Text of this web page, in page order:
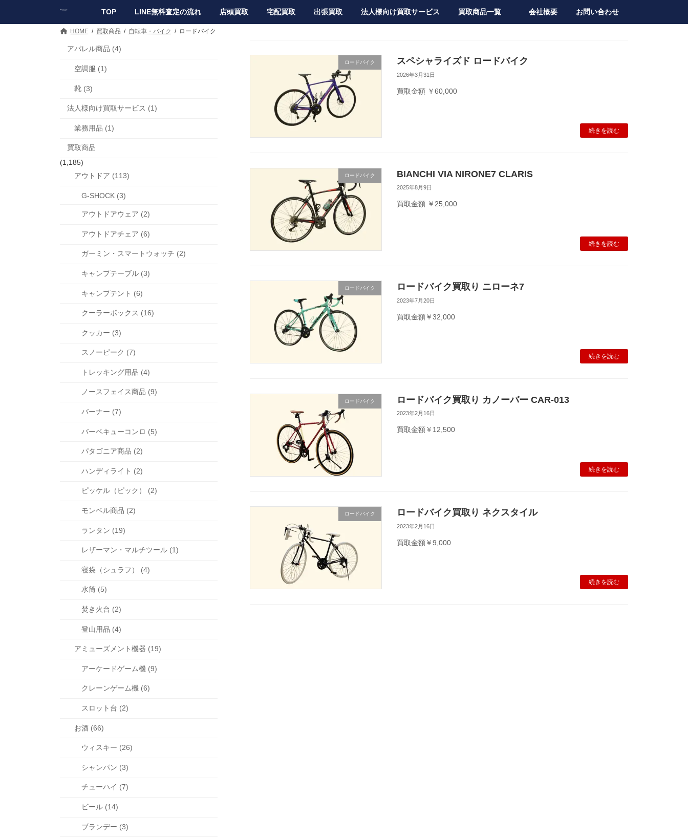
テ
ゲ
TOP LINE無料査定の流れ 店頭買取 宅配買取 出張買取 法人様向け買取サービス 買取商品一覧 会社概要 お問い合わせ
HOME 買取商品 自転車・バイク ロードバイク
ロードバイク スペシャライズド ロードバイク
2026年3月31日
買取金額 ￥60,000
続きを読む
ロードバイク BIANCHI VIA NIRONE7 CLARIS
2025年8月9日
買取金額 ￥25,000
続きを読む
ロードバイク ロードバイク買取り ニローネ7
2023年7月20日
買取金額￥32,000
続きを読む
ロードバイク ロードバイク買取り カノーバー CAR-013
2023年2月16日
買取金額￥12,500
続きを読む
ロードバイク ロードバイク買取り ネクスタイル
2023年2月16日
買取金額￥9,000
続きを読む
アパレル商品 (4)
空調服 (1)
靴 (3)
法人様向け買取サービス (1)
業務用品 (1)
買取商品
(1,185)
アウトドア (113)
G-SHOCK (3)
アウトドアウェア (2)
アウトドアチェア (6)
ガーミン・スマートウォッチ (2)
キャンプテーブル (3)
キャンプテント (6)
クーラーボックス (16)
クッカー (3)
スノーピーク (7)
トレッキング用品 (4)
ノースフェイス商品 (9)
バーナー (7)
バーベキューコンロ (5)
パタゴニア商品 (2)
ハンディライト (2)
ピッケル（ピック） (2)
モンベル商品 (2)
ランタン (19)
レザーマン・マルチツール (1)
寝袋（シュラフ） (4)
水筒 (5)
焚き火台 (2)
登山用品 (4)
アミューズメント機器 (19)
アーケードゲーム機 (9)
クレーンゲーム機 (6)
スロット台 (2)
お酒 (66)
ウィスキー (26)
シャンパン (3)
チューハイ (7)
ビール (14)
ブランデー (3)